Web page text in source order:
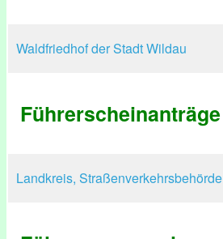
Waldfriedhof der Stadt Wildau
Führerscheinanträge
Landkreis, Straßenverkehrsbehörde